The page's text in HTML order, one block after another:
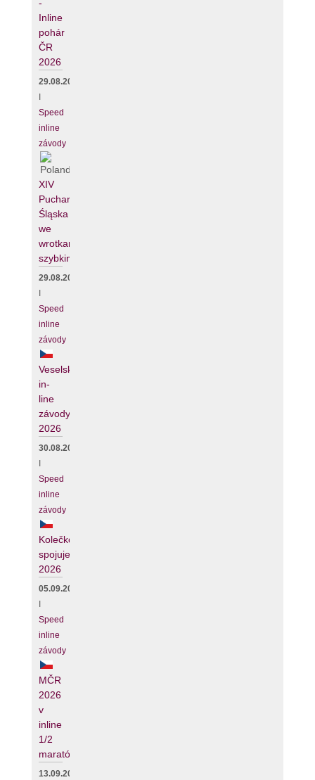
-
Inline
pohár
ČR
2026
29.08.2026
Speed
inline
závody
XIV
Puchar
Śląska
we
wrotkarstwie
szybkim
29.08.2026
Speed
inline
závody
Veselské
in-
line
závody
2026
30.08.2026
Speed
inline
závody
Kolečko
spojuje
2026
05.09.2026
Speed
inline
závody
MČR
2026
v
inline
1/2
maratónu
13.09.2026